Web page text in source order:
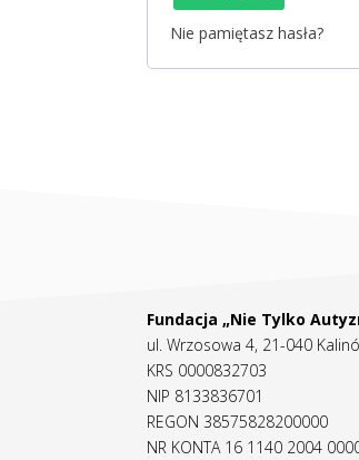
Nie pamiętasz hasła?
Fundacja „Nie Tylko
ul. Wrzosowa 4, 21-040
KRS 0000832703
NIP 8133836701
REGON 38575828200000
NR KONTA 16 1140 2004